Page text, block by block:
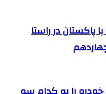
پاکستان در راستا